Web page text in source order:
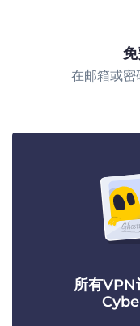
在邮箱或密
所有VPN